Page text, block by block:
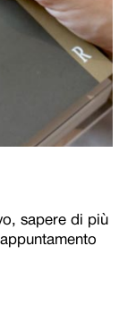
sapere di più